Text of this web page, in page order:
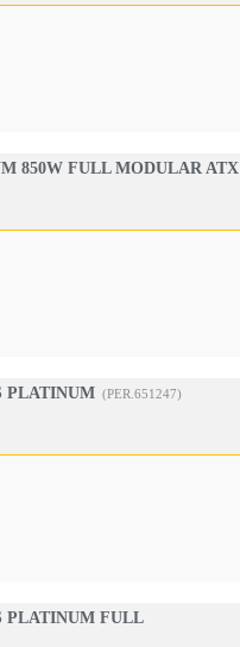
850W FULL MODULAR ATX
PLATINUM (PER.651247)
PLATINUM FULL